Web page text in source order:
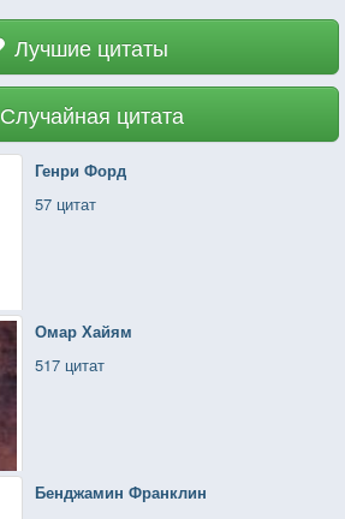
Лучшие цитаты
Случайная цитата
Генри Форд
57 цитат
Омар Хайям
517 цитат
Бенджамин Франклин